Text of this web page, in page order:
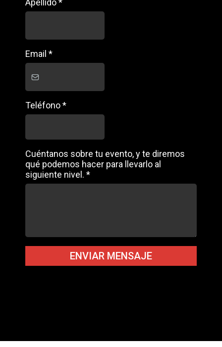
Apellido*
Email *
Teléfono*
Cuéntanos sobre tu evento, y te diremos
qué podemos hacer para llevarlo al
siguiente nivel. *
ENVIAR MENSAJE